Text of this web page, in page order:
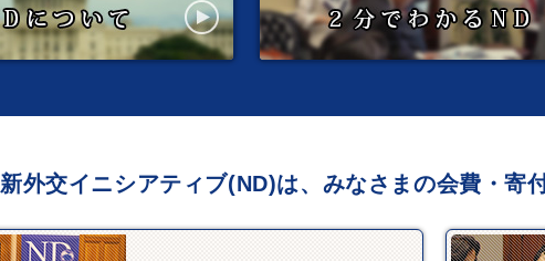
新外交イニシアティブ(ND)は、みなさまの会費・寄